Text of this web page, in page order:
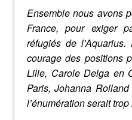
Ensemble nous avons
France, pour exiger
réfugiés de
courage des positions
Lille, Carole Delga en
Paris, Johanna
l’énumération serait